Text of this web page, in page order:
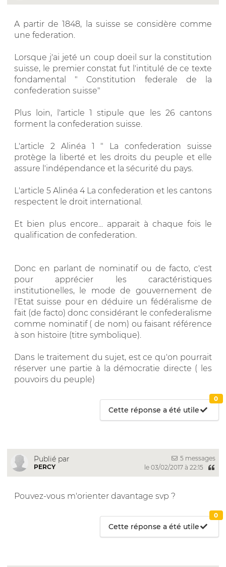
A partir de 1848, la suisse se considère comme
une federation.
Lorsque j'ai jeté un coup doeil sur la constitution
suisse, le premier constat fut l'intitulé de ce texte
fondamental " Constitution federale de la
confederation suisse"
Plus loin, l'article 1 stipule que les 26 cantons
forment la confederation suisse.
L'article 2 Alinéa 1 " La confederation suisse
protège la liberté et les droits du peuple et elle
assure l'indépendance et la sécurité du pays.
L'article 5 Alinéa 4 La confederation et les cantons
respectent le droit international.
Et bien plus encore... apparait à chaque fois le
qualification de confederation.
Donc en parlant de nominatif ou de facto, c'est
pour apprécier les caractéristiques
institutionelles, le mode de gouvernement de
l'Etat suisse pour en déduire un fédéralisme de
fait (de facto) donc considérant le confederalisme
comme nominatif ( de nom) ou faisant référence
à son histoire (titre symbolique).
Dans le traitement du sujet, est ce qu'on pourrait
réserver une partie à la démocratie directe ( les
pouvoirs du peuple)
Cette réponse a été utile
0
Publié par
PERCY
5 messages
le 03/02/2017 à 22:15
Pouvez-vous m'orienter davantage svp ?
Cette réponse a été utile
0